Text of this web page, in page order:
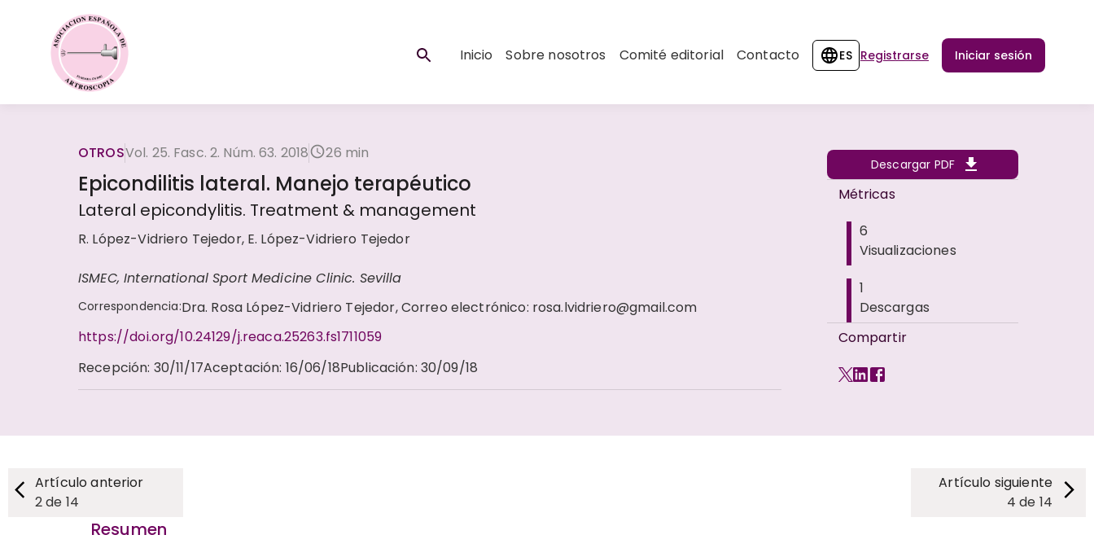
Inicio Sobre nosotros Comité editorial Contacto ES Registrarse Iniciar sesión
OTROSVol. 25. Fasc. 2. Núm. 63. 2018 26 min
Epicondilitis lateral. Manejo terapéutico
Lateral epicondylitis. Treatment & management
R. López-Vidriero Tejedor, E. López-Vidriero Tejedor
ISMEC, International Sport Medicine Clinic. Sevilla
Correspondencia:Dra. Rosa López-Vidriero Tejedor, Correo electrónico: rosa.lvidriero@gmail.com
https://doi.org/10.24129/j.reaca.25263.fs1711059
Recepción: 30/11/17Aceptación: 16/06/18Publicación: 30/09/18
Descargar PDF
Métricas
6
Visualizaciones
1
Descargas
Compartir
Artículo anterior
2de 14
Artículo siguiente
4 de 14
Resumen